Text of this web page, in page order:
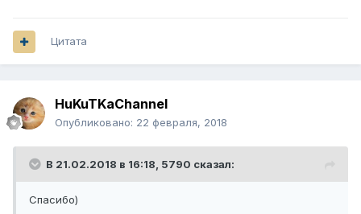
Цитата
HuKuTKaChannel
Опубликовано: 22 февраля, 2018
В 21.02.2018 в 16:18, 5790 сказал:
Спасибо)